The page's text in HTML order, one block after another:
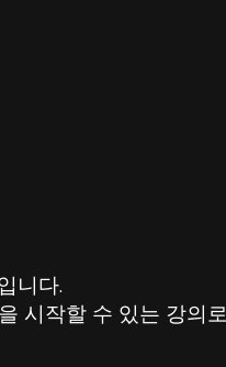
니다.
시작할 수 있는 강의